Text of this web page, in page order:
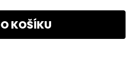
KOŠÍKU